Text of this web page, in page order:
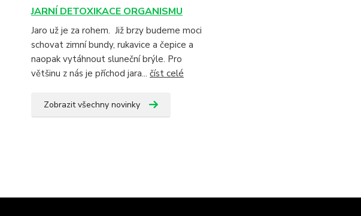
JARNÍ DETOXIKACE ORGANISMU
Jaro už je za rohem. Již brzy budeme moci
schovat zimní bundy, rukavice a čepice a
naopak vytáhnout sluneční brýle. Pro
většinu z nás je příchod jara... číst celé
Zobrazit všechny novinky